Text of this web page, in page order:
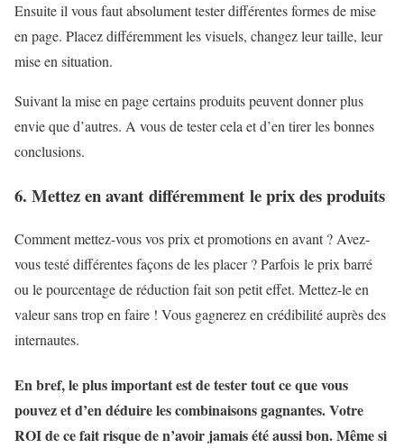
Ensuite il vous faut absolument tester différentes formes de mise
en page. Placez différemment les visuels, changez leur taille, leur
mise en situation.
Suivant la mise en page certains produits peuvent donner plus
envie que d’autres. A vous de tester cela et d’en tirer les bonnes
conclusions.
6. Mettez en avant différemment le prix des produits
Comment mettez-vous vos prix et promotions en avant ? Avez-
vous testé différentes façons de les placer ? Parfois le prix barré
ou le pourcentage de réduction fait son petit effet. Mettez-le en
valeur sans trop en faire ! Vous gagnerez en crédibilité auprès des
internautes.
En bref, le plus important est de tester tout ce que vous
pouvez et d’en déduire les combinaisons gagnantes. Votre
ROI de ce fait risque de n’avoir jamais été aussi bon. Même si